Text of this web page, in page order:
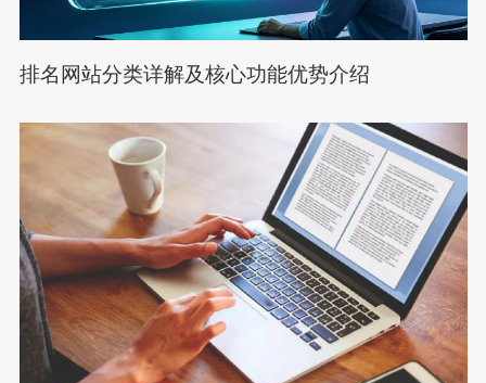
排名网站分类详解及核心功能优势介绍